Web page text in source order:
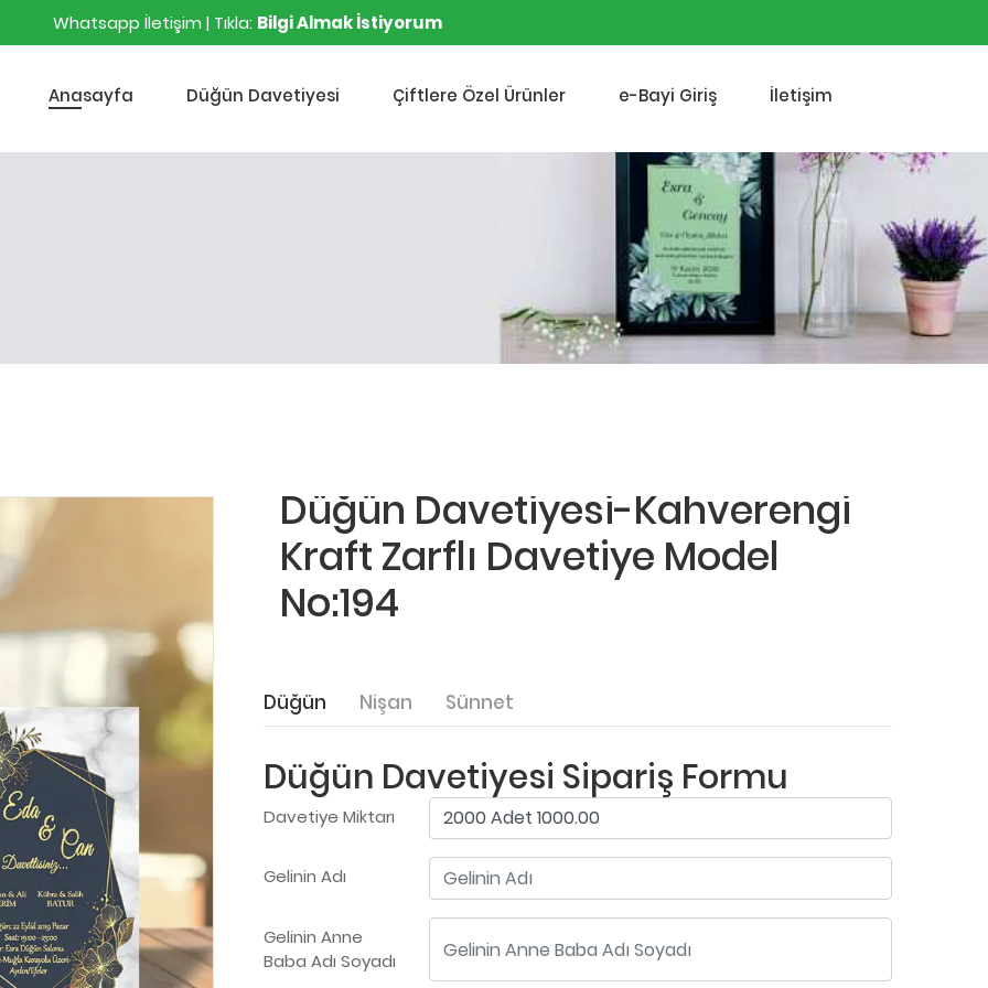
Whatsapp İletişim | Tıkla: Bilgi Almak İstiyorum
Anasayfa Düğün Davetiyesi Çiftlere Özel Ürünler e-Bayi Giriş İletişim
Düğün Davetiyesi-Kahverengi
Kraft Zarflı Davetiye Model
No:194
Düğün Nişan Sünnet
Düğün Davetiyesi Sipariş Formu
Davetiye Miktarı
Gelinin Adı
Gelinin Anne
Baba Adı Soyadı